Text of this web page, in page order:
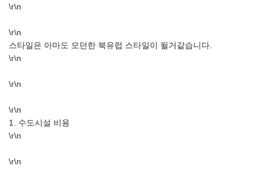
\r\n
\r\n
스타일은 아마도 모던한 북유럽 스타일이 될거같습니다.
\r\n
\r\n
\r\n
1. 수도시설 비용
\r\n
\r\n